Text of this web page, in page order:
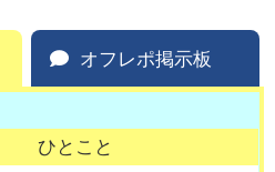
オフレポ掲示板
ひとこと